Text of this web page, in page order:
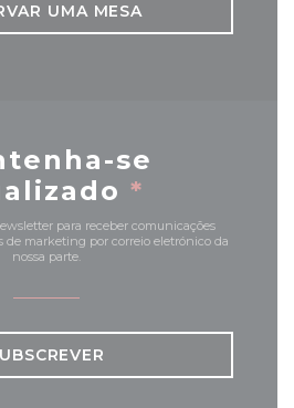
UMA MESA
se
*
para receber comunicações
de marketing por correio eletrónico da
nossa parte.